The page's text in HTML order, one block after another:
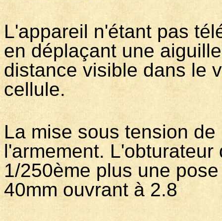
L'appareil n'étant pas
en déplaçant une
distance visible dans le
cellule.
La mise sous tension
l'armement.
1/250ème plus une
40mm ouvrant à 2.8